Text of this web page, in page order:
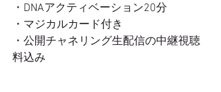
・DNAアクティベーション20分
・マジカルカード付き
・公開チャネリング生配信の中継視聴
料込み